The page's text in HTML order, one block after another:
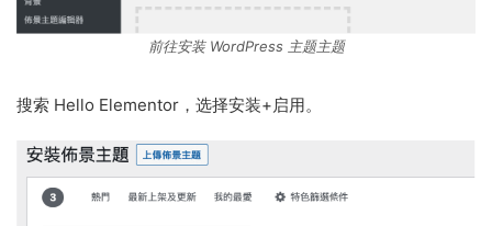
前往安装 WordPress 主题主题
搜索 Hello Elementor，选择安装+启用。